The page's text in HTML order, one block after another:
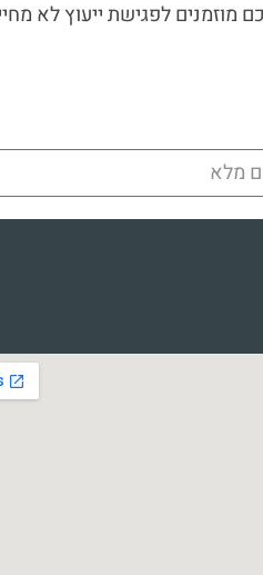
מוזמנים לפגישת ייעוץ לא